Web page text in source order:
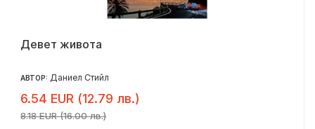
Девет живота
АВТОР: Даниел Стийл
6.54 EUR (12.79 лв.)
8.18 EUR (16.00 лв.)